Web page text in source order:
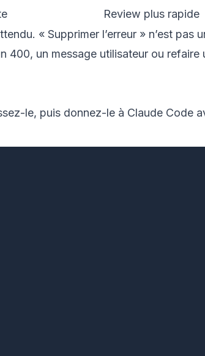
Review plus rapide
« Supprimer l’erreur » n’est pas
400, un message utilisateur ou refaire
le, puis donnez-le à Claude Code